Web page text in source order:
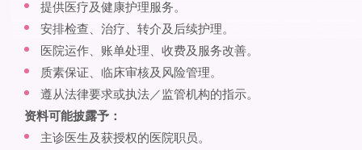
提供医疗及健康护理服务。
安排检查、治疗、转介及后续护理。
医院运作、账单处理、收费及服务改善。
质素保证、临床审核及风险管理。
遵从法律要求或执法／监管机构的指示。
资料可能披露予：
主诊医生及获授权的医院职员。